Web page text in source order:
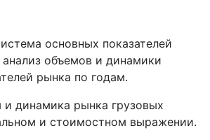
основных показателей
объемов и динамики
рынка по годам.
и динамика рынка грузовых
и стоимостном выражении.